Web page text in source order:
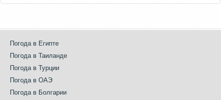
Погода в Египте
Погода в Таиланде
Погода в Турции
Погода в ОАЭ
Погода в Болгарии